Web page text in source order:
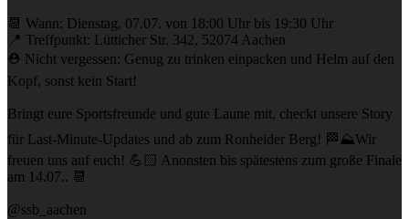
📆 Wann: Dienstag, 07.07. von 18:00 Uhr bis 19:30 Uhr
📍 Treffpunkt: Lütticher Str. 342, 52074 Aachen
⛑️ Nicht vergessen: Genug zu trinken einpacken und Helm auf den
Kopf, sonst kein Start!
Bringt eure Sportsfreunde und gute Laune mit, checkt unsere Story
für Last-Minute-Updates und ab zum Ronheider Berg! 🏁⛰️Wir
freuen uns auf euch! 💪🏻 Anonsten bis spätestens zum große Finale
am 14.07.. 📆
@ssb_aachen